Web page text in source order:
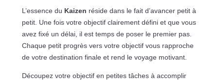
L’essence du Kaizen réside dans le fait d’avancer petit à
petit. Une fois votre objectif clairement défini et que vous
avez fixé un délai, il est temps de poser le premier pas.
Chaque petit progrès vers votre objectif vous rapproche
de votre destination finale et rend le voyage motivant.
Découpez votre objectif en petites tâches à accomplir